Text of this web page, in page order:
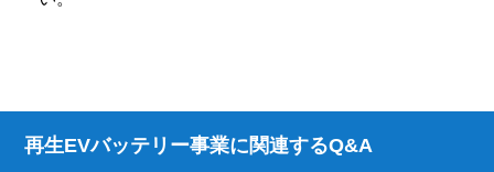
再生EVバッテリー事業に関連するQ&A